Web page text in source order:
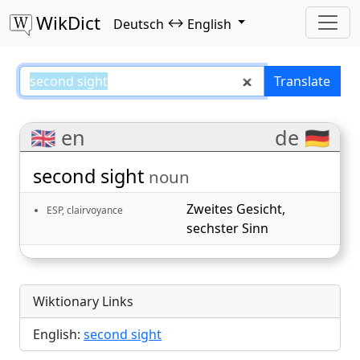
WikDict Deutsch ↔ English
second sight – Translate
🇬🇧 en de 🇩🇪
second sight noun
ESP, clairvoyance Zweites Gesicht,
sechster Sinn
Wiktionary Links
English: second sight